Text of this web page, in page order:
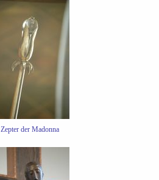
Zepter der Madonna